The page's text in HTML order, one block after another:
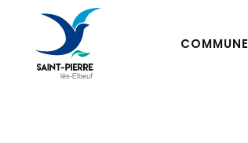
COMMUNE